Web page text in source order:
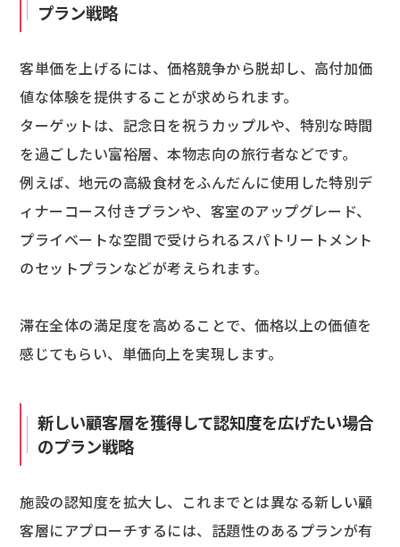
プラン戦略
客単価を上げるには、価格競争から脱却し、高付加価
値な体験を提供することが求められます。
ターゲットは、記念日を祝うカップルや、特別な時間
を過ごしたい富裕層、本物志向の旅行者などです。
例えば、地元の高級食材をふんだんに使用した特別デ
ィナーコース付きプランや、客室のアップグレード、
プライベートな空間で受けられるスパトリートメント
のセットプランなどが考えられます。
滞在全体の満足度を高めることで、価格以上の価値を
感じてもらい、単価向上を実現します。
新しい顧客層を獲得して認知度を広げたい場合
のプラン戦略
施設の認知度を拡大し、これまでとは異なる新しい顧
客層にアプローチするには、話題性のあるプランが有